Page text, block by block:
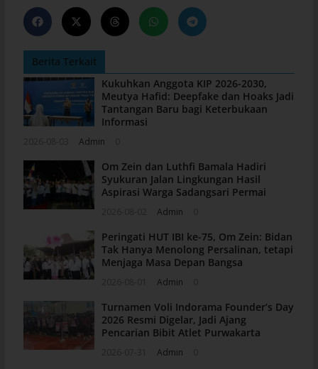
Berita Terkait
Kukuhkan Anggota KIP 2026-2030,
Meutya Hafid: Deepfake dan Hoaks Jadi
Tantangan Baru bagi Keterbukaan
Informasi
Admin
Om Zein dan Luthfi Bamala Hadiri
Syukuran Jalan Lingkungan Hasil
Aspirasi Warga Sadangsari Permai
Admin
Peringati HUT IBI ke-75, Om Zein: Bidan
Tak Hanya Menolong Persalinan, tetapi
Menjaga Masa Depan Bangsa
Admin
Turnamen Voli Indorama Founder’s Day
2026 Resmi Digelar, Jadi Ajang
Pencarian Bibit Atlet Purwakarta
Admin